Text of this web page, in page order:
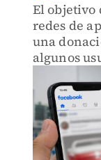
El objetivo
redes de
una
algunos
riñones,
dinero.